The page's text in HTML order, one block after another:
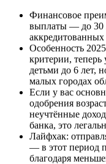
Финансовое
выплаты — до 30
аккредитованных
Особенность
критерии, теперь
детьми до 6 лет,
малых городах
Если у вас
одобрения
неучтённые
банка, это
Лайфхак:
— в этот период
благодаря